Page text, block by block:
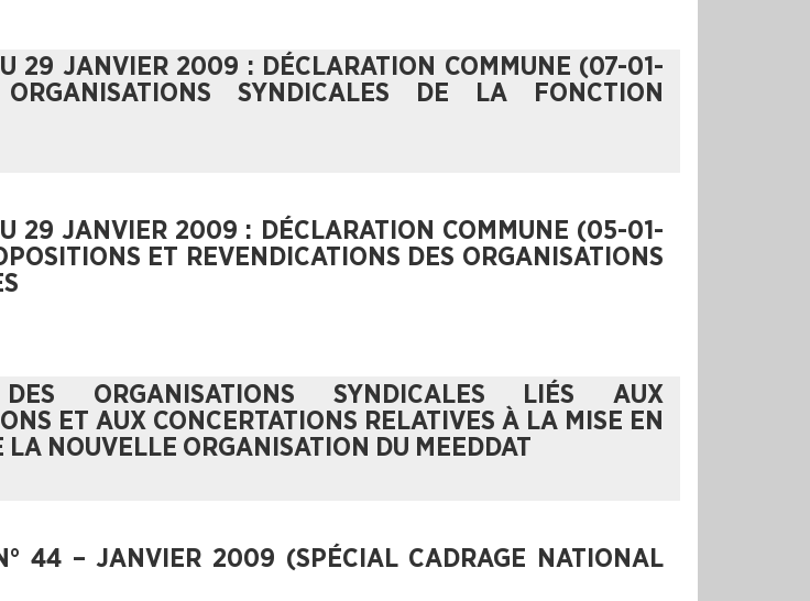
29 JANVIER 2009 : DÉCLARATION COMMUNE (07-01-
SYNDICALES DE LA FONCTION
29 JANVIER 2009 : DÉCLARATION COMMUNE (05-01-
ET REVENDICATIONS DES ORGANISATIONS
DES ORGANISATIONS SYNDICALES LIÉS AUX
ET AUX CONCERTATIONS RELATIVES À LA MISE EN
LA NOUVELLE ORGANISATION DU MEEDDAT
N° 44 – JANVIER 2009 (SPÉCIAL CADRAGE NATIONAL